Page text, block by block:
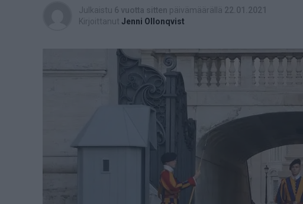
Julkaistu 6 vuotta sitten päivämäärällä 22.01.2021
Kirjoittanut Jenni Ollonqvist